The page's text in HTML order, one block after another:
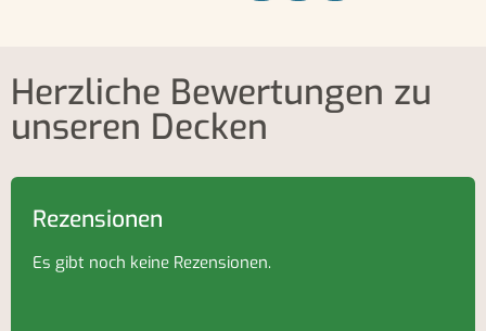
Herzliche Bewertungen zu
unseren Decken
Rezensionen
Es gibt noch keine Rezensionen.